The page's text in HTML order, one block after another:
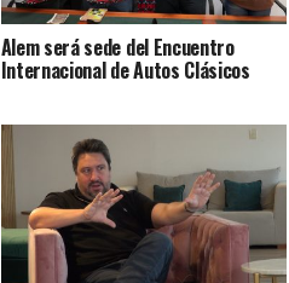
Alem será sede del Encuentro
Internacional de Autos Clásicos